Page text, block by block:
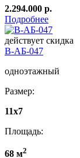
2.294.000 р.
Подробнее
действует скидка
В-АБ-047
одноэтажный
Размер:
11x7
Площадь:
68 м2